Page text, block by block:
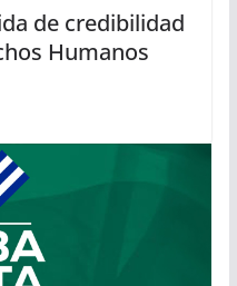
de credibilidad
Humanos